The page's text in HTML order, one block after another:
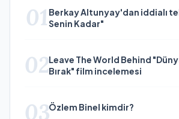
01 Berkay Altunyay'dan iddialı
Senin Kadar"
02Leave The World Behind "Dünyayı Ardında
Bırak" film incelemesi
03Özlem Binel kimdir?